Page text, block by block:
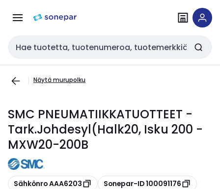
navigointiinsisältöön
Haku
Näytä murupolku
SMC PNEUMATIIKKATUOTTEET -
Tark.Johdesyl(Halk20, Isku 200 -
MXW20-200B
Kopioi
Sähkönro AAA6203 Kopioi
Sonepar-ID 100091176